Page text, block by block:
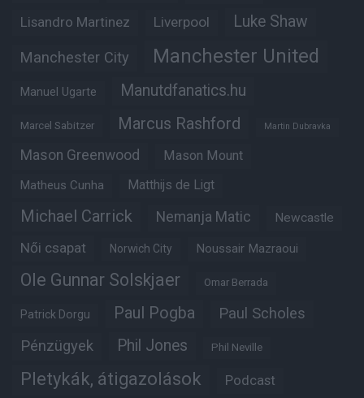
Lisandro Martinez Liverpool Luke Shaw
Manchester City Manchester United
Manuel Ugarte Manutdfanatics.hu
Marcel Sabitzer Marcus Rashford Martin Dubravka
Mason Greenwood Mason Mount
Matheus Cunha Matthijs de Ligt
Michael Carrick Nemanja Matic Newcastle
Női csapat Norwich City Noussair Mazraoui
Ole Gunnar Solskjaer Omar Berrada
Patrick Dorgu Paul Pogba Paul Scholes
Pénzügyek Phil Jones Phil Neville
Pletykák, átigazolások Podcast